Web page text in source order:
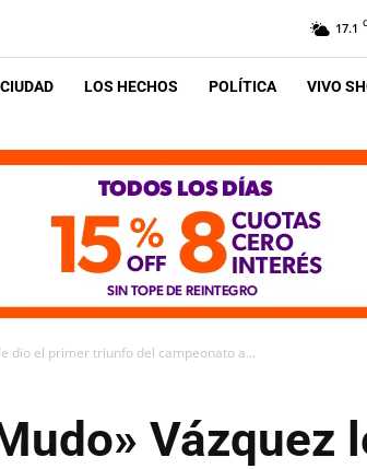
17.1 C
LOS HECHOS POLÍTICA VIVO
dio el primer triunfo del campeonato a...
Vázquez